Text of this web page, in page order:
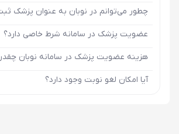
چطور می‌توانم در نوبان به عنوان پزشک
عضویت پزشک در سامانه شرط خاصی دارد؟
هزینه عضویت پزشک در سامانه نوبان
آیا امکان لغو نوبت وجود دارد؟